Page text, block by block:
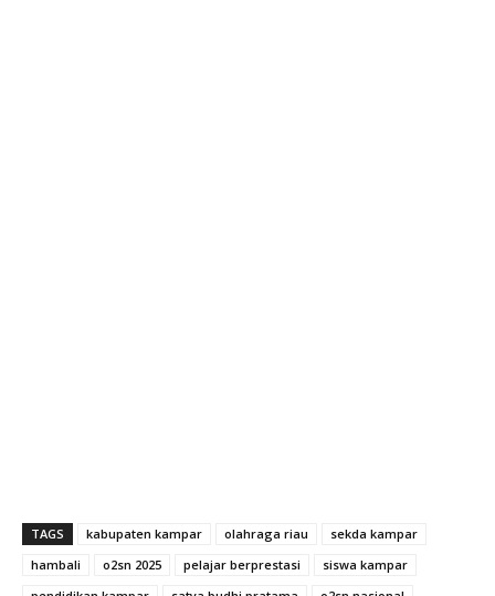
TAGS kabupaten kampar olahraga riau
sekda kampar
hambali
o2sn 2025 pelajar berprestasi
siswa kampar